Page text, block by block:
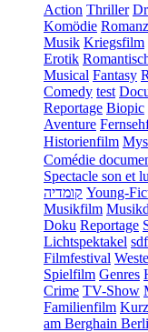
Action Thriller
Komödie
Musik Kriegsfilm
Erotik
Musical Fantasy
Comedy test
Reportage Biopic
Aventure
Historienfilm
Comédie
Spectacle son et
קומדיה Young-
Musikfilm
Doku Reportage
Lichtspektakel sdf
Filmfestival
Spielfilm Genres
Crime TV-Show
Familienfilm
am Berghain